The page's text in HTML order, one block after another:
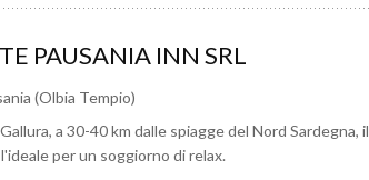
PAUSANIA INN SRL
(Olbia Tempio)
a 30-40 km dalle spiagge del Nord Sardegna, il
per un soggiorno di relax.